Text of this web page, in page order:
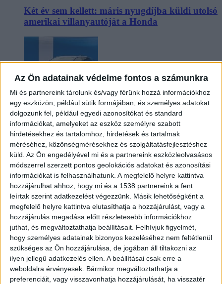
Az Ön adatainak védelme fontos a számunkra
Mi és partnereink tárolunk és/vagy férünk hozzá információkhoz
egy eszközön, például sütik formájában, és személyes adatokat
dolgozunk fel, például egyedi azonosítókat és standard
információkat, amelyeket az eszköz személyre szabott
hirdetésekhez és tartalomhoz, hirdetések és tartalmak
méréséhez, közönségmérésekhez és szolgáltatásfejlesztéshez
küld. Az Ön engedélyével mi és a partnereink eszközleolvasásos
módszerrel szerzett pontos geolokációs adatokat és azonosítási
információkat is felhasználhatunk. A megfelelő helyre kattintva
hozzájárulhat ahhoz, hogy mi és a 1538 partnereink a fent
leírtak szerint adatkezelést végezzünk. Másik lehetőségként a
megfelelő helyre kattintva elutasíthatja a hozzájárulást, vagy a
hozzájárulás megadása előtt részletesebb információkhoz
juthat, és megváltoztathatja beállításait. Felhívjuk figyelmét,
hogy személyes adatainak bizonyos kezeléséhez nem feltétlenül
szükséges az Ön hozzájárulása, de jogában áll tiltakozni az
ilyen jellegű adatkezelés ellen. A beállításai csak erre a
weboldalra érvényesek. Bármikor megváltoztathatja a
preferenciáit, vagy visszavonhatja hozzájárulását, ha visszatér
Két év sem kellett: máris nyugdíjba küldi utolsó
amerikai villanyautóját a Honda
Kilencmillió alatt indul a legolcsóbb elektromos
Volkswagen
Hoppon maradtak a villanyautós támogatási
program utolsó pályázói